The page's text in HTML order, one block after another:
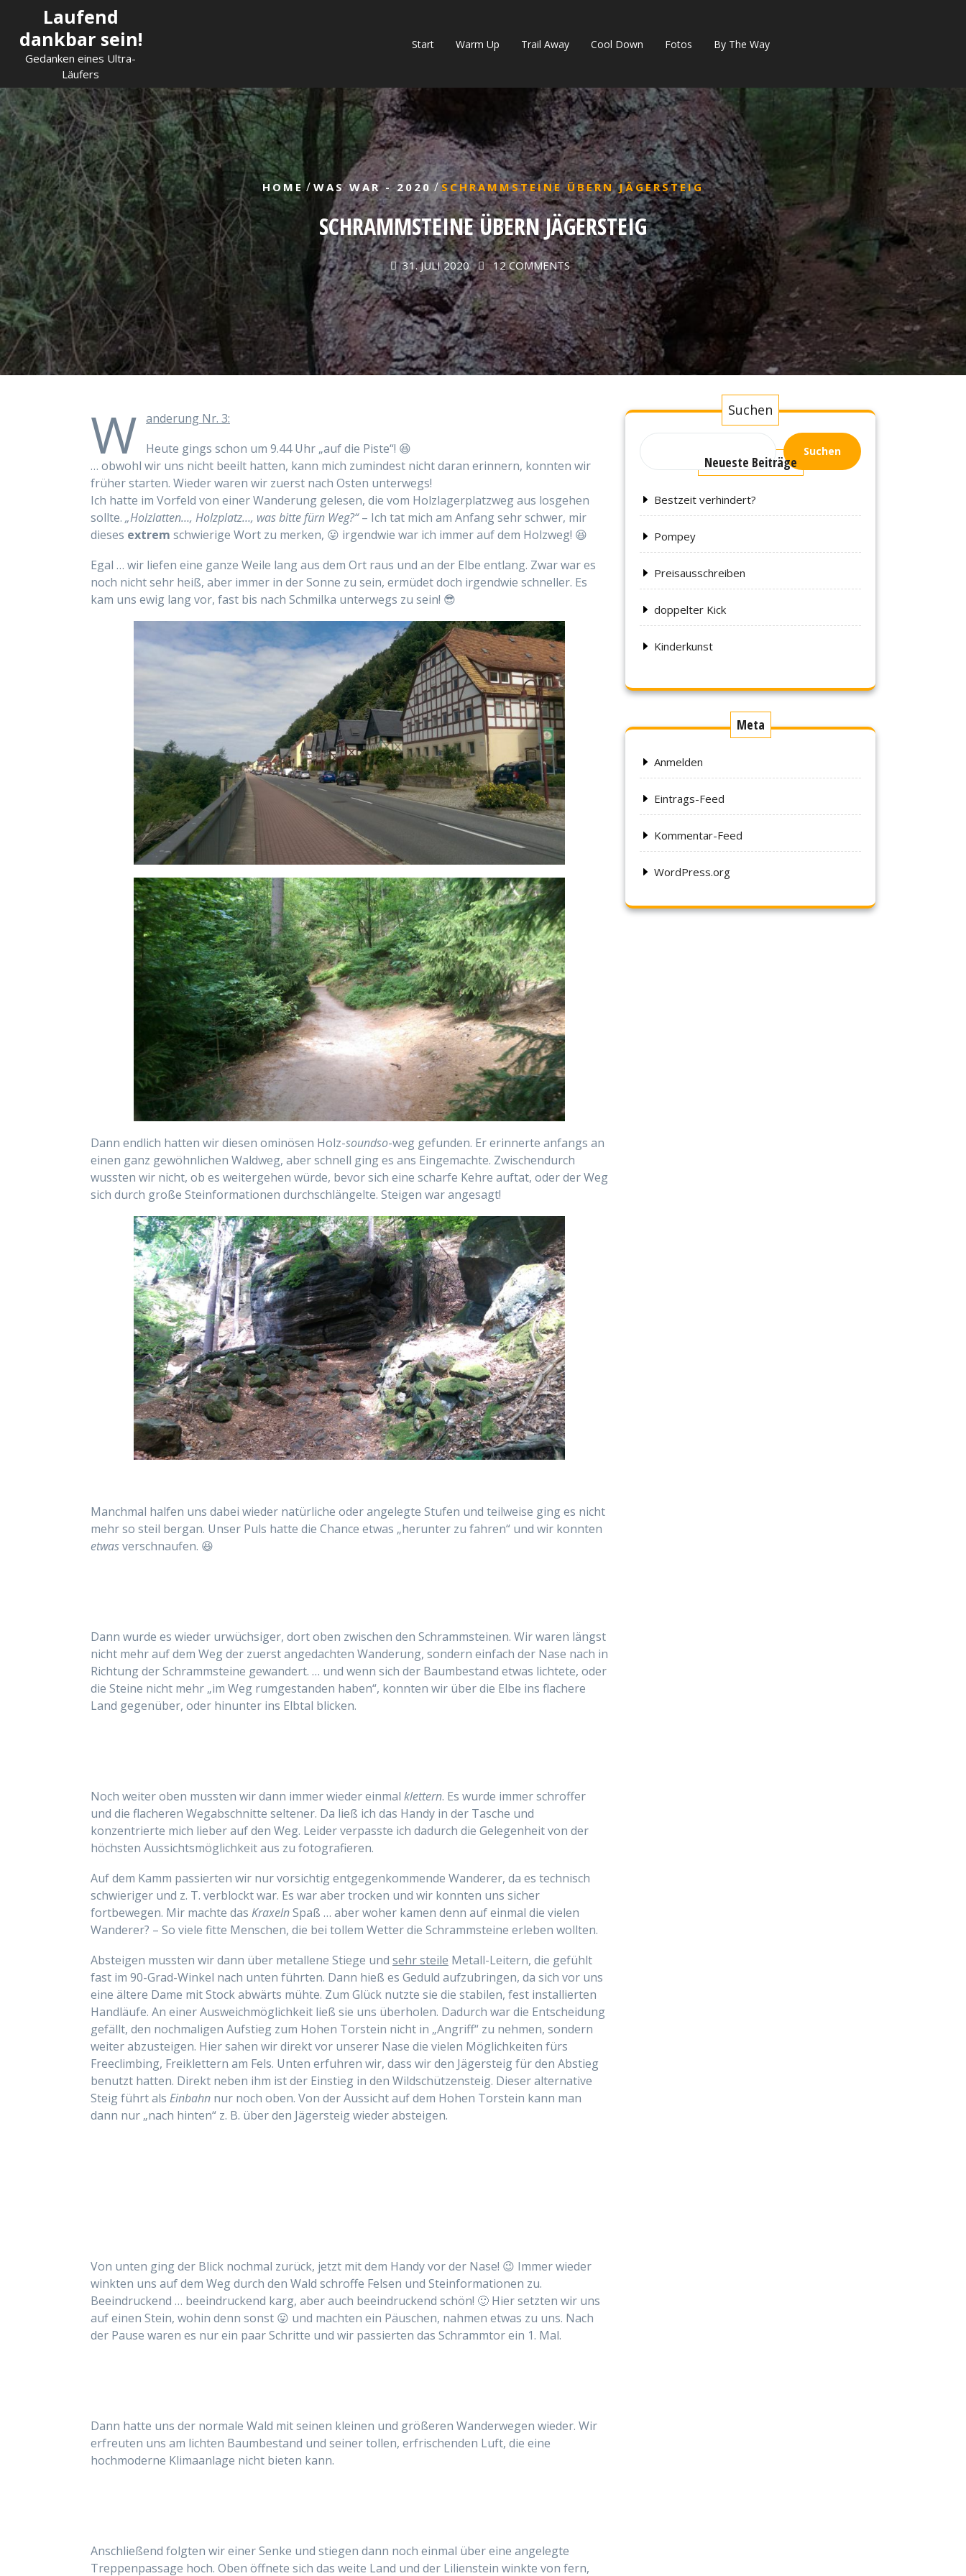
content
Laufend
dankbar sein!
Gedanken eines Ultra-
Läufers
Start Warm Up Trail Away Cool Down Fotos By The Way
HOME/ WAS WAR - 2020/SCHRAMMSTEINE ÜBERN JÄGERSTEIG
SCHRAMMSTEINE ÜBERN JÄGERSTEIG
31. JULI 2020 12 COMMENTS
W anderung Nr. 3:
Heute gings schon um 9.44 Uhr „auf die Piste“! 😆
… obwohl wir uns nicht beeilt hatten, kann mich zumindest nicht daran erinnern, konnten wir
früher starten. Wieder waren wir zuerst nach Osten unterwegs!
Ich hatte im Vorfeld von einer Wanderung gelesen, die vom Holzlagerplatzweg aus losgehen
sollte. „Holzlatten…, Holzplatz…, was bitte fürn Weg?“– Ich tat mich am Anfang sehr schwer, mir
dieses extrem schwierige Wort zu merken, 😛 irgendwie war ich immer auf dem Holzweg! 😆
Egal … wir liefen eine ganze Weile lang aus dem Ort raus und an der Elbe entlang. Zwar war es
noch nicht sehr heiß, aber immer in der Sonne zu sein, ermüdet doch irgendwie schneller. Es
kam uns ewig lang vor, fast bis nach Schmilka unterwegs zu sein! 😎
Dann endlich hatten wir diesen ominösen Holz-soundso-weg gefunden. Er erinnerte anfangs an
einen ganz gewöhnlichen Waldweg, aber schnell ging es ans Eingemachte. Zwischendurch
wussten wir nicht, ob es weitergehen würde, bevor sich eine scharfe Kehre auftat, oder der Weg
sich durch große Steinformationen durchschlängelte. Steigen war angesagt!
Manchmal halfen uns dabei wieder natürliche oder angelegte Stufen und teilweise ging es nicht
mehr so steil bergan. Unser Puls hatte die Chance etwas „herunter zu fahren“ und wir konnten
etwasverschnaufen. 😆
Dann wurde es wieder urwüchsiger, dort oben zwischen den Schrammsteinen. Wir waren längst
nicht mehr auf dem Weg der zuerst angedachten Wanderung, sondern einfach der Nase nach in
Richtung der Schrammsteine gewandert. … und wenn sich der Baumbestand etwas lichtete, oder
die Steine nicht mehr „im Weg rumgestanden haben“, konnten wir über die Elbe ins flachere
Land gegenüber, oder hinunter ins Elbtal blicken.
Noch weiter oben mussten wir dann immer wieder einmal klettern. Es wurde immer schroffer
und die flacheren Wegabschnitte seltener. Da ließ ich das Handy in der Tasche und
konzentrierte mich lieber auf den Weg. Leider verpasste ich dadurch die Gelegenheit von der
höchsten Aussichtsmöglichkeit aus zu fotografieren.
Auf dem Kamm passierten wir nur vorsichtig entgegenkommende Wanderer, da es technisch
schwieriger und z. T. verblockt war. Es war aber trocken und wir konnten uns sicher
fortbewegen. Mir machte das KraxelnSpaß … aber woher kamen denn auf einmal die vielen
Wanderer? – So viele fitte Menschen, die bei tollem Wetter die Schrammsteine erleben wollten.
Absteigen mussten wir dann über metallene Stiege und sehr steile Metall-Leitern, die gefühlt
fast im 90-Grad-Winkel nach unten führten. Dann hieß es Geduld aufzubringen, da sich vor uns
eine ältere Dame mit Stock abwärts mühte. Zum Glück nutzte sie die stabilen, fest installierten
Handläufe. An einer Ausweichmöglichkeit ließ sie uns überholen. Dadurch war die Entscheidung
gefällt, den nochmaligen Aufstieg zum Hohen Torstein nicht in „Angriff“ zu nehmen, sondern
weiter abzusteigen. Hier sahen wir direkt vor unserer Nase die vielen Möglichkeiten fürs
Freeclimbing, Freiklettern am Fels. Unten erfuhren wir, dass wir den Jägersteig für den Abstieg
benutzt hatten. Direkt neben ihm ist der Einstieg in den Wildschützensteig. Dieser alternative
Steig führt als Einbahn nur noch oben. Von der Aussicht auf dem Hohen Torstein kann man
dann nur „nach hinten“ z. B. über den Jägersteig wieder absteigen.
Von unten ging der Blick nochmal zurück, jetzt mit dem Handy vor der Nase! 😉 Immer wieder
winkten uns auf dem Weg durch den Wald schroffe Felsen und Steinformationen zu.
Beeindruckend … beeindruckend karg, aber auch beeindruckend schön! 🙂 Hier setzten wir uns
auf einen Stein, wohin denn sonst 😛 und machten ein Päuschen, nahmen etwas zu uns. Nach
der Pause waren es nur ein paar Schritte und wir passierten das Schrammtor ein 1. Mal.
Dann hatte uns der normale Wald mit seinen kleinen und größeren Wanderwegen wieder. Wir
erfreuten uns am lichten Baumbestand und seiner tollen, erfrischenden Luft, die eine
hochmoderne Klimaanlage nicht bieten kann.
Anschließend folgten wir einer Senke und stiegen dann noch einmal über eine angelegte
Treppenpassage hoch. Oben öffnete sich das weite Land und der Lilienstein winkte von fern,
Suchen
Suchen
Neueste Beiträge
Bestzeit verhindert?
Pompey
Preisausschreiben
doppelter Kick
Kinderkunst
Meta
Anmelden
Eintrags-Feed
Kommentar-Feed
WordPress.org